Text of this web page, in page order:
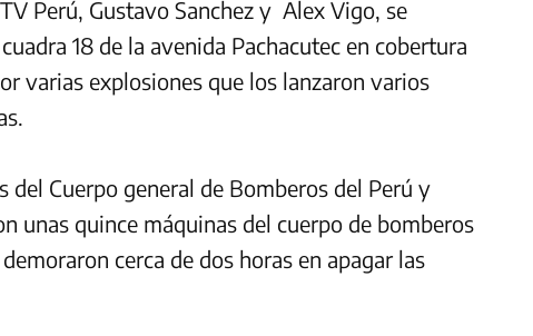
Perú, Gustavo Sanchez y Alex Vigo, se
18 de la avenida Pachacutec en cobertura
varias explosiones que los lanzaron varios
Cuerpo general de Bomberos del Perú y
unas quince máquinas del cuerpo de bomberos
cerca de dos horas en apagar las